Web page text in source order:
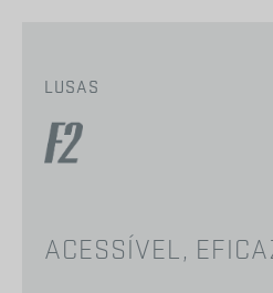
LUSAS
ACESSÍVEL,